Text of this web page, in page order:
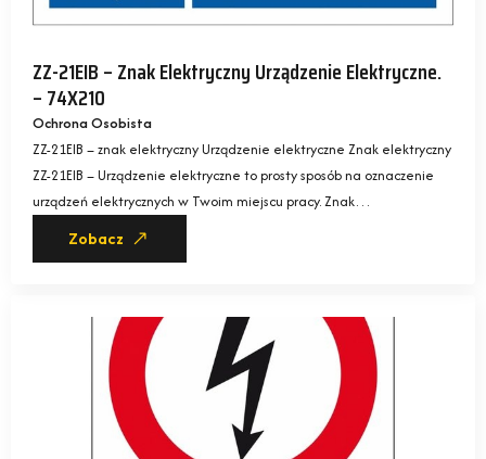
ZZ-21EIB – Znak Elektryczny Urządzenie Elektryczne.
– 74X210
Ochrona Osobista
ZZ-21EIB – znak elektryczny Urządzenie elektryczne Znak elektryczny
ZZ-21EIB – Urządzenie elektryczne to prosty sposób na oznaczenie
urządzeń elektrycznych w Twoim miejscu pracy. Znak…
Zobacz